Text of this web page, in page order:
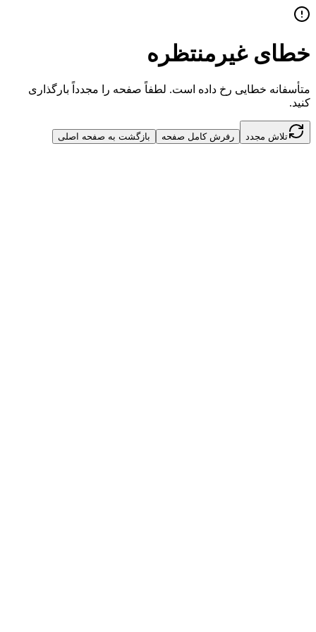
خطای غیرمنتظره
متأسفانه خطایی رخ داده است. لطفاً صفحه را مجدداً بارگذاری
کنید.
تلاش مجدد رفرش کامل صفحه بازگشت به صفحه اصلی